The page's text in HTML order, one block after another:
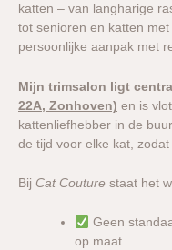
katten – van langharige
tot senioren en katten
persoonlijke aanpak met
Mijn trimsalon ligt
22A, Zonhoven) en is
kattenliefhebber in de
de tijd voor elke kat,
Bij Cat Couture staat het
Geen
op maat